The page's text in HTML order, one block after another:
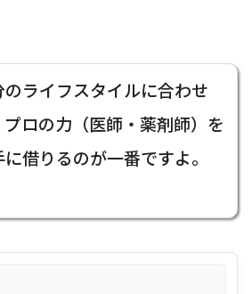
のライフスタイルに合わせ
プロの力（医師・薬剤師）を
に借りるのが一番ですよ。